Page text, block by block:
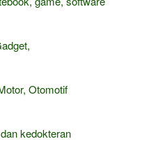
Otomotif
kedokteran